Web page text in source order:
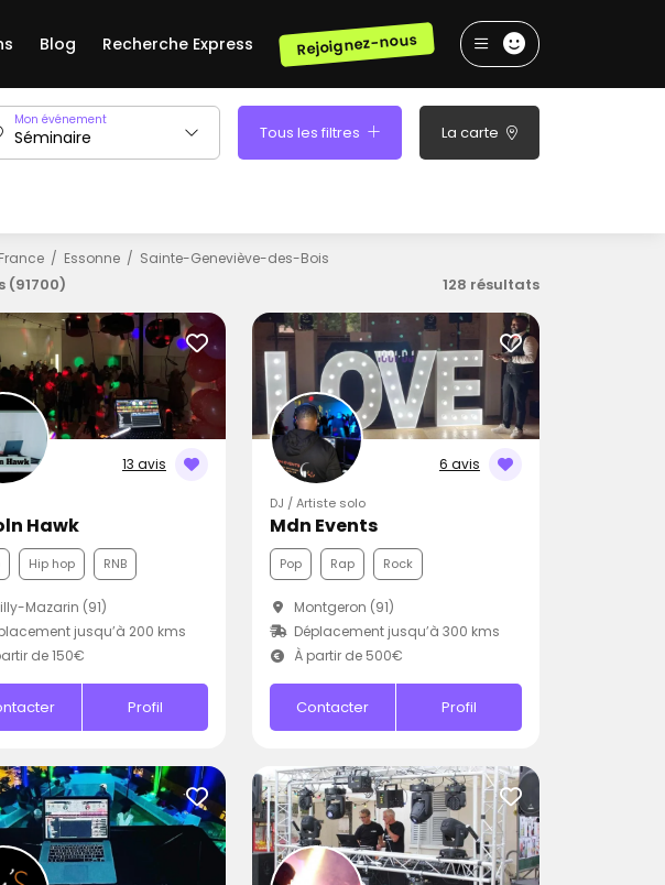
Blog Recherche Express Rejoignez-nous
Mon événement
Tous les filtres La carte
Essonne Sainte-Geneviève-des-Bois
(91700) 128 résultats
13 avis
Hawk
Hip hop RNB
Mazarin (91)
jusqu’à 200 kms
de 150€
Profil
6 avis
DJ / Artiste solo
Mdn Events
Pop Rap Rock
Montgeron (91)
Déplacement jusqu’à 300 kms
À partir de 500€
Contacter Profil